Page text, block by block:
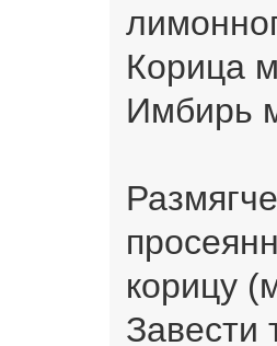
Корица
Имбирь
корицу
Завести